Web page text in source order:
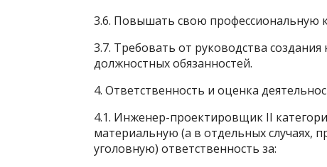
3.6. Повышать свою профессиональную
3.7. Требовать от руководства
должностных обязанностей.
4. Ответственность и оценка
4.1. Инженер-проектировщик II
материальную (а в отдельных случаях,
уголовную) ответственность за: